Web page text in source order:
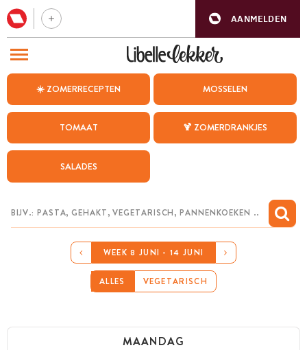
AANMELDEN
☀️ ZOMERRECEPTEN MOSSELEN
TOMAAT 🍹 ZOMERDRANKJES
SALADES
WEEK 8 JUNI - 14 JUNI
ALLES VEGETARISCH
MAANDAG
BEZOEK ONZE ANDERE WEBSITES
WEEKMENU
CHAT MET MAIA
MIJN BEWAARDE RECEPTEN